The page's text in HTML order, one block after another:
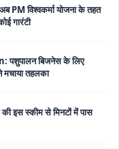
बिजनेस के लिए
स्कीम से मिनटों में पास
बिजनेस के लिए से ले सकते है